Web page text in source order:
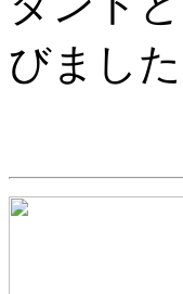
びまし